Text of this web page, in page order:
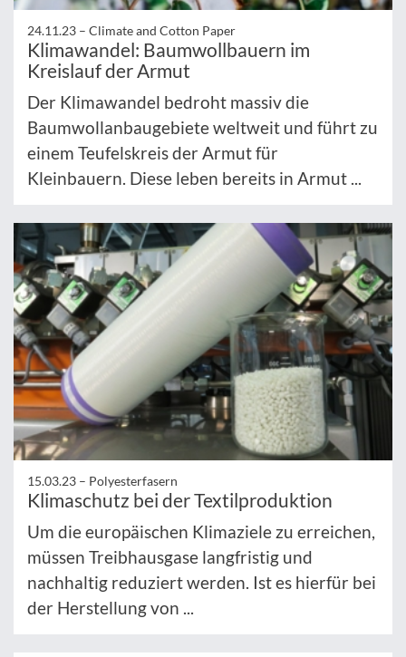
24.11.23 – Climate and Cotton Paper
Klimawandel: Baumwollbauern im
Kreislauf der Armut
Der Klimawandel bedroht massiv die
Baumwollanbaugebiete weltweit und führt zu
einem Teufelskreis der Armut für
Kleinbauern. Diese leben bereits in Armut ...
15.03.23 – Polyesterfasern
Klimaschutz bei der Textilproduktion
Um die europäischen Klimaziele zu erreichen,
müssen Treibhausgase langfristig und
nachhaltig reduziert werden. Ist es hierfür bei
der Herstellung von ...